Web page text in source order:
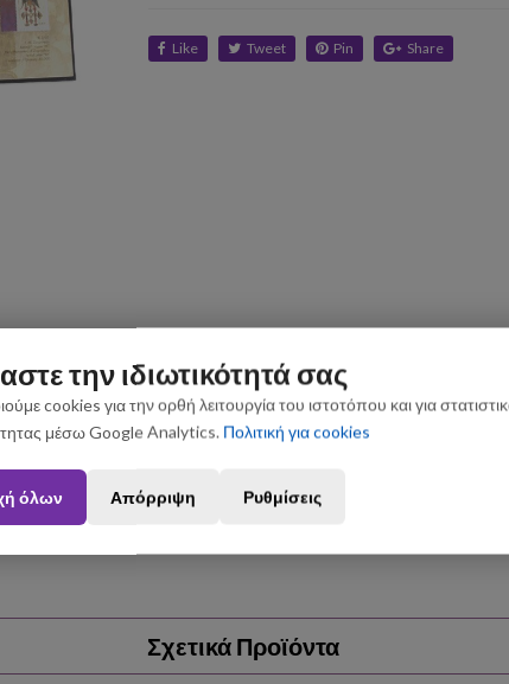
θα πραγματοποιηθούν από 3 έως 31 Αυγούστου ενδέχεται να
Like Tweet Pin Share
Σχετικά Προϊόντα
την ιδιωτικότητά σας
cookies για την ορθή λειτουργία του ιστοτόπου και για
μέσω Google Analytics. Πολιτική για cookies
όλων Απόρριψη Ρυθμίσεις